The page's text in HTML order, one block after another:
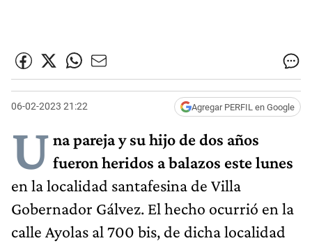
06-02-2023 21:22 Agregar PERFIL en Google
U na pareja y su hijo de dos años
fueron heridos a balazos este lunes
en la localidad santafesina de Villa
Gobernador Gálvez. El hecho ocurrió en la
calle Ayolas al 700 bis, de dicha localidad